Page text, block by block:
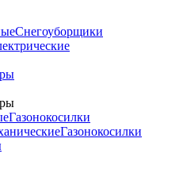
Снегоуборщики
Газонокосилки
Газонокосилки